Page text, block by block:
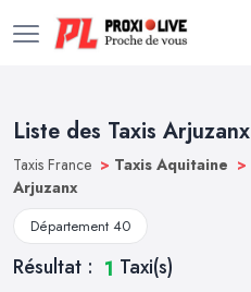
Liste des Taxis Arjuzanx
Taxis France > Taxis Aquitaine >
Arjuzanx
Département 40
Résultat : 1 Taxi(s)